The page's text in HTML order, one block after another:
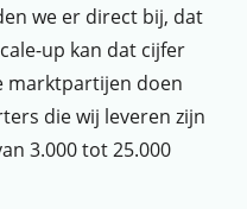
we er direct bij, dat
up kan dat cijfer
marktpartijen doen
die wij leveren zijn
3.000 tot 25.000